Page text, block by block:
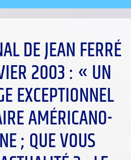
DE JEAN FERRÉ
2003 : « UN
EXCEPTIONNEL
AMÉRICANO-
; QUE VOUS